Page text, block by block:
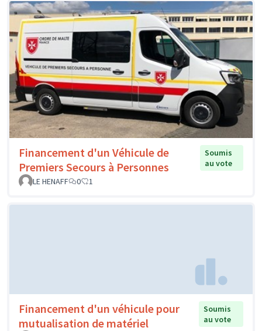
Financement d'un Véhicule de
Premiers Secours à Personnes
Soumis
au vote
LE HENAFF
0 1
Financement d'un véhicule pour
mutualisation de matériel
Soumis
au vote